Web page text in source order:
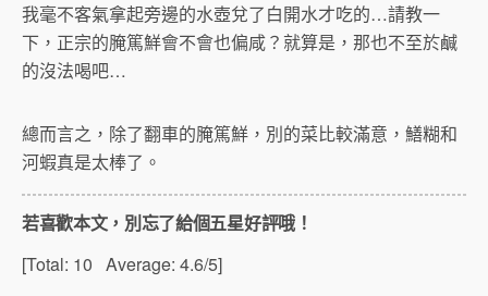
我毫不客氣拿起旁邊的水壺兌了白開水才吃的…請教一
下，正宗的腌篤鮮會不會也偏咸？就算是，那也不至於鹹
的沒法喝吧…
總而言之，除了翻車的腌篤鮮，別的菜比較滿意，鱔糊和
河蝦真是太棒了。
若喜歡本文，別忘了給個五星好評哦！
[Total: 10 Average: 4.6/5]